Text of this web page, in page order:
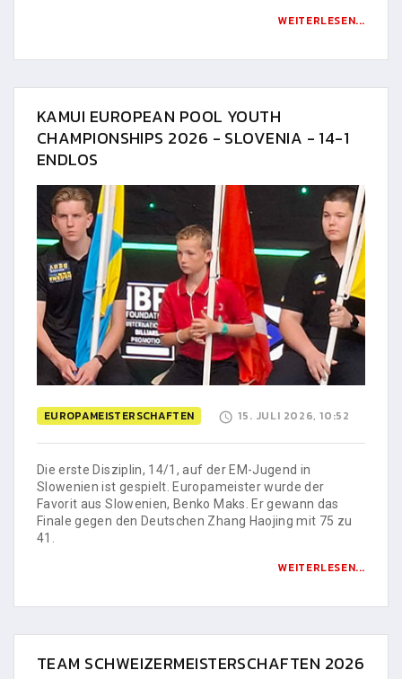
WEITERLESEN...
KAMUI EUROPEAN POOL YOUTH
CHAMPIONSHIPS 2026 - SLOVENIA - 14-1
ENDLOS
EUROPAMEISTERSCHAFTEN 15. JULI 2026, 10:52
Die erste Disziplin, 14/1, auf der EM-Jugend in
Slowenien ist gespielt. Europameister wurde der
Favorit aus Slowenien, Benko Maks. Er gewann das
Finale gegen den Deutschen Zhang Haojing mit 75 zu
41.
WEITERLESEN...
TEAM SCHWEIZERMEISTERSCHAFTEN 2026